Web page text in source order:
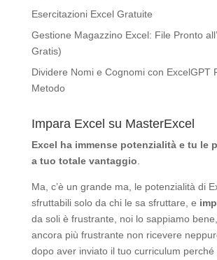
Esercitazioni Excel Gratuite
Gestione Magazzino Excel: File Pronto
Gratis)
Dividere Nomi e Cognomi con ExcelGPT
Metodo
Impara Excel su MasterExcel
Excel ha immense potenzialità e tu le
a tuo totale vantaggio.
Ma, c’è un grande ma, le potenzialità di
sfruttabili solo da chi le sa sfruttare, e
da soli è frustrante, noi lo sappiamo
ancora più frustrante non ricevere
dopo aver inviato il tuo curriculum perché